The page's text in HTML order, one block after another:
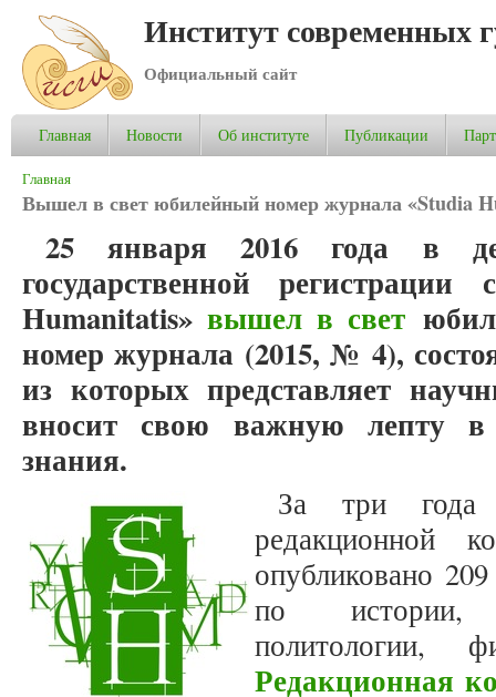
Институт современных
Официальный сайт
Главная Новости Об институте Публикации
Вы здесь
Главная
Вышел в свет юбилейный номер журнала «Studia
25 января 2016 года в
государственной регистрации
Humanitatis»вышел в свет
номер журнала (2015, № 4),
из которых представляет
вносит свою важную лепту в
знания.
За три года
редакционной
опубликовано
по истории,
политологии,
Редакционная